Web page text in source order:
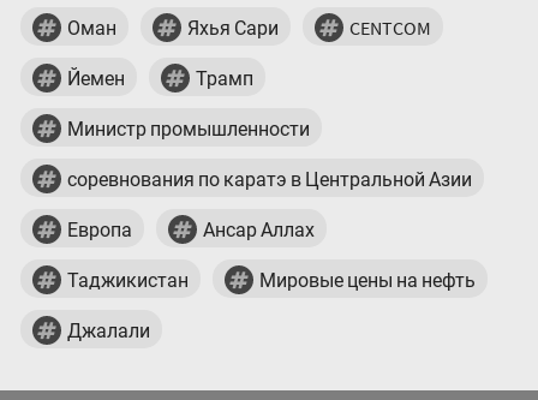
Оман Яхья Сари CENTCOM
Йемен Трамп
Министр промышленности
соревнования по каратэ в Центральной Азии
Европа Ансар Аллах
Таджикистан Мировые цены на нефть
Джалали